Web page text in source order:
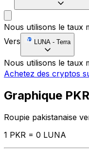
Nous utilisons le taux
Vers
LUNA - Terra
Nous utilisons le taux
Achetez des cryptos
Graphique
Roupie pakistanaise
1 PKR = 0 LUNA